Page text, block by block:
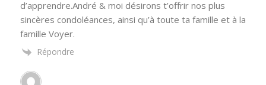
d’apprendre.André & moi désirons t’offrir nos plus
sincères condoléances, ainsi qu’à toute ta famille et à la
famille Voyer.
Répondre